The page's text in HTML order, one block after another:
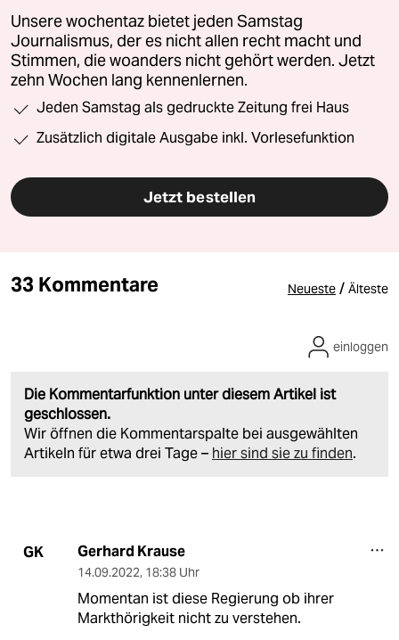
Unsere wochentaz bietet jeden Samstag
Journalismus, der es nicht allen recht macht und
Stimmen, die woanders nicht gehört werden. Jetzt
zehn Wochen lang kennenlernen.
Jeden Samstag als gedruckte Zeitung frei Haus
Zusätzlich digitale Ausgabe inkl. Vorlesefunktion
Jetzt bestellen
33 Kommentare Neueste / Älteste
Die Kommentarfunktion unter diesem Artikel ist
geschlossen.
Wir öffnen die Kommentarspalte bei ausgewählten
Artikeln für etwa drei Tage – hier sind sie zu finden.
einloggen
GK Gerhard Krause
14.09.2022, 18:38 Uhr
Momentan ist diese Regierung ob ihrer
Markthörigkeit nicht zu verstehen.